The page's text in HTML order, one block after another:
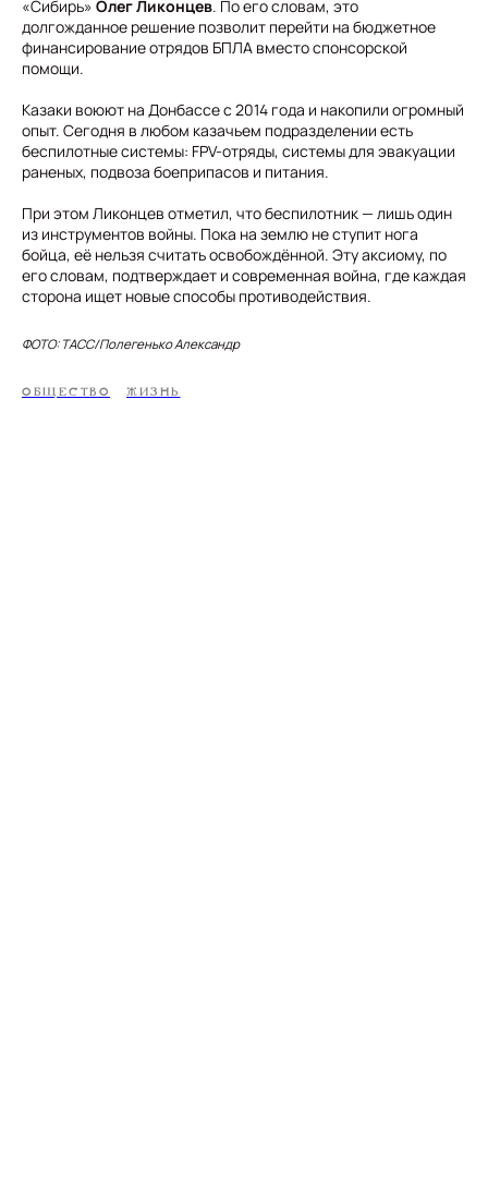
«Сибирь» Олег Ликонцев. По его словам, это
долгожданное решение позволит перейти на бюджетное
финансирование отрядов БПЛА вместо спонсорской
помощи.
Казаки воюют на Донбассе с 2014 года и накопили огромный
опыт. Сегодня в любом казачьем подразделении есть
беспилотные системы: FPV-отряды, системы для эвакуации
раненых, подвоза боеприпасов и питания.
При этом Ликонцев отметил, что беспилотник — лишь один
из инструментов войны. Пока на землю не ступит нога
бойца, её нельзя считать освобождённой. Эту аксиому, по
его словам, подтверждает и современная война, где каждая
сторона ищет новые способы противодействия.
ФОТО: ТАСС/Полегенько Александр
ОБЩЕСТВО ЖИЗНЬ